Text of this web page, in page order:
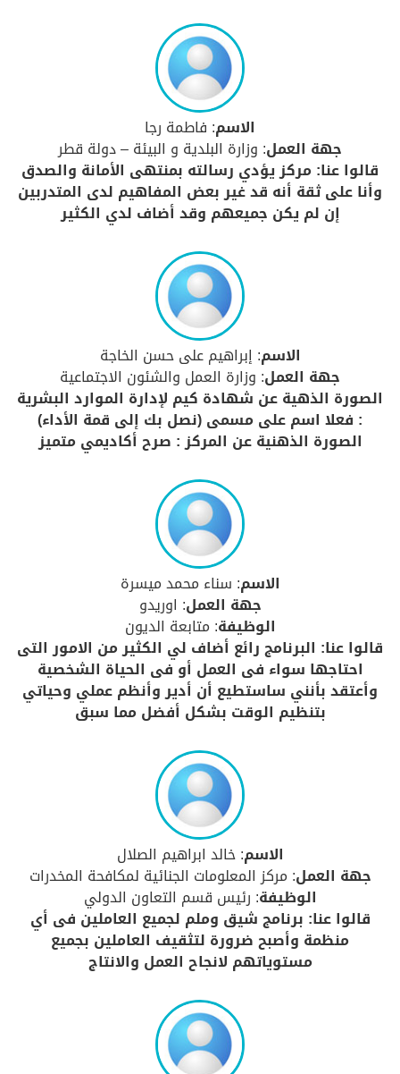
الاسم: فاطمة رجا
جهة العمل: وزارة البلدية و البيئة – دولة قطر
قالوا عنا: مركز يؤدي رسالته بمنتهى الأمانة والصدق
وأنا على ثقة أنه قد غير بعض المفاهيم لدى المتدربين
إن لم يكن جميعهم وقد أضاف لدي الكثير
الاسم: إبراهيم على حسن الخاجة
جهة العمل: وزارة العمل والشئون الاجتماعية
الصورة الذهية عن شهادة كيم لإدارة الموارد البشرية
: فعلا اسم على مسمى (نصل بك إلى قمة الأداء)
الصورة الذهنية عن المركز : صرح أكاديمي متميز
الاسم: سناء محمد ميسرة
جهة العمل: اوريدو
الوظيفة: متابعة الديون
قالوا عنا: البرنامج رائع أضاف لي الكثير من الامور التى
احتاجها سواء فى العمل أو فى الحياة الشخصية
وأعتقد بأنني ساستطيع أن أدير وأنظم عملي وحياتي
بتنظيم الوقت بشكل أفضل مما سبق
الاسم: خالد ابراهيم الصلال
جهة العمل: مركز المعلومات الجنائية لمكافحة المخدرات
الوظيفة: رئيس قسم التعاون الدولي
قالوا عنا: برنامج شيق وملم لجميع العاملين فى أي
منظمة وأصبح ضرورة لتثقيف العاملين بجميع
مستوياتهم لانجاح العمل والانتاج